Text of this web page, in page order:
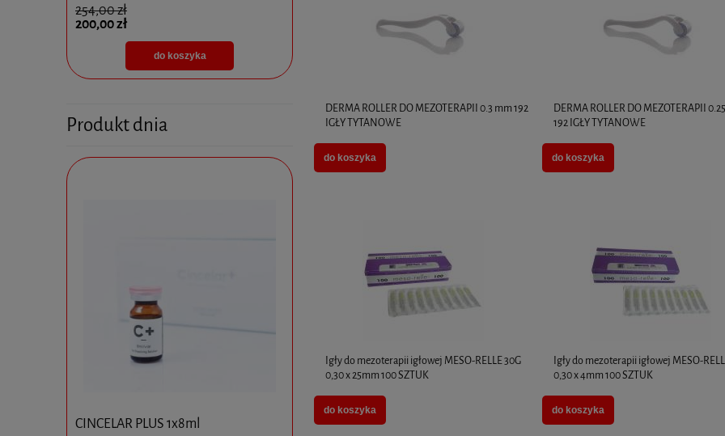
254,00 zł
200,00 zł
do koszyka
Produkt dnia
CINCELAR PLUS 1x8ml Ejal 40 1 x 2ml - MediXa - 5 opakowań MHA 10 FILORGA 3 X 3ML -
DERMA ROLLER DO MEZOTERAPII 0.3 mm 192
IGŁY TYTANOWE
do koszyka
DERMA ROLLER DO MEZOTERAPII
192 IGŁY TYTANOWE
do koszyka
Igły do mezoterapii igłowej MESO-RELLE 30G
0,30 x 25mm 100 SZTUK
do koszyka
Igły do mezoterapii igłowej MESO-
0,30 x 4mm 100 SZTUK
do koszyka